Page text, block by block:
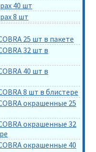
40 шт
8 шт
25 шт в пакете
32 шт в
40 шт в
8 шт в блистере
окрашенные 25
окрашенные 32
окрашенные 40